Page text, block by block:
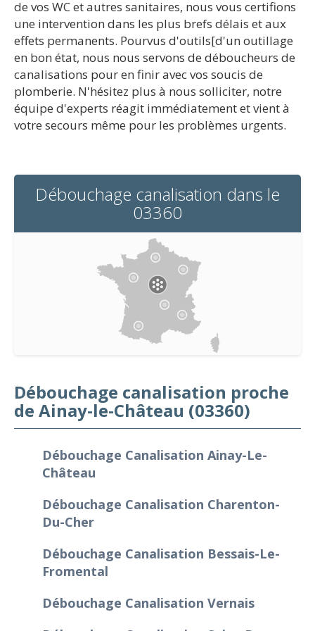
de vos WC et autres sanitaires, nous vous certifions
une intervention dans les plus brefs délais et aux
effets permanents. Pourvus d'outils[d'un outillage
en bon état, nous nous servons de déboucheurs de
canalisations pour en finir avec vos soucis de
plomberie. N'hésitez plus à nous solliciter, notre
équipe d'experts réagit immédiatement et vient à
votre secours même pour les problèmes urgents.
Débouchage canalisation dans le
03360
Débouchage canalisation proche
de Ainay-le-Château (03360)
Débouchage Canalisation Ainay-Le-
Château
Débouchage Canalisation Charenton-
Du-Cher
Débouchage Canalisation Bessais-Le-
Fromental
Débouchage Canalisation Vernais